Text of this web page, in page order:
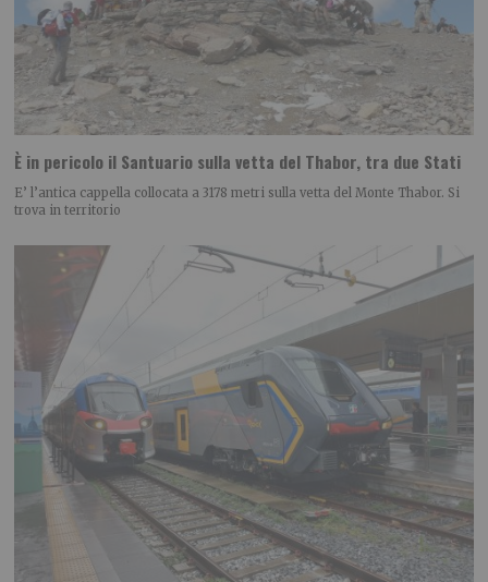
È in pericolo il Santuario sulla vetta del Thabor, tra due Stati
E’ l’antica cappella collocata a 3178 metri sulla vetta del Monte Thabor. Si
trova in territorio